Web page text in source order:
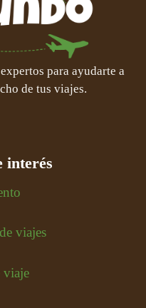
para ayudarte a
de tus viajes.
interés
viajes
viaje